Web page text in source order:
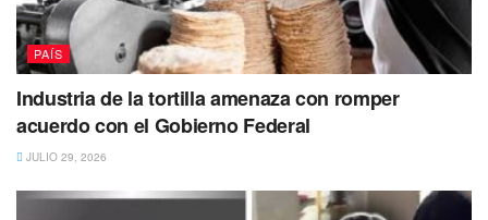
PAÍS
Industria de la tortilla amenaza con romper
acuerdo con el Gobierno Federal
JULIO 29, 2026